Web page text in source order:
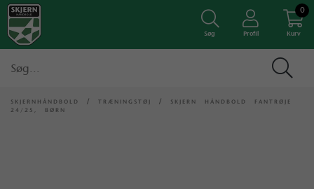
Søg Profil Kurv
0
SKJERNHÅNDBOLD / TRÆNINGSTØJ / SKJERN HÅNDBOLD FANTRØJE
24/25, BØRN